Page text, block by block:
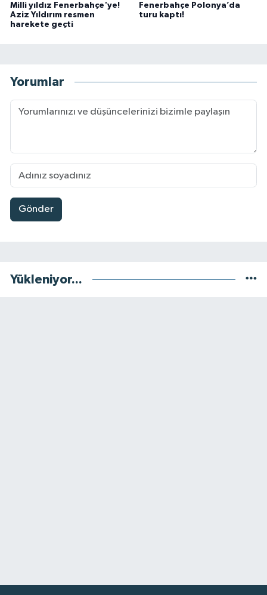
Milli yıldız Fenerbahçe'ye!
Aziz Yıldırım resmen
harekete geçti
Fenerbahçe Polonya’da
turu kaptı!
Yorumlar
Gönder
Yükleniyor...